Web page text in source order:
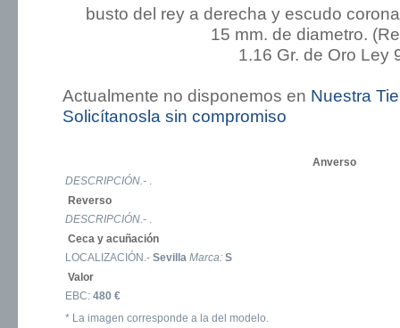
busto del rey a derecha y escudo
15 mm. de diametro.
1.16 Gr. de Oro Ley
Actualmente no disponemos en Nuestra
Solicítanosla sin compromiso
Anverso
DESCRIPCIÓN.- .
Reverso
DESCRIPCIÓN.- .
Ceca y acuñación
LOCALIZACIÓN.- Sevilla Marca: S
Valor
EBC: 480 €
* La imagen corresponde a la del modelo.